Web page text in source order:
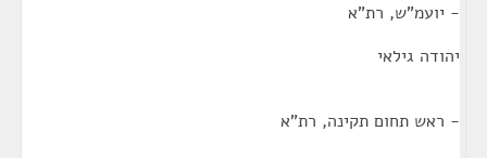
- יועמ"ש, רת"א
יהודה גילאי
- ראש תחום תקינה, רת"א